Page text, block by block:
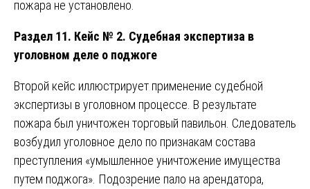
пожара не установлено.
Раздел 11. Кейс № 2. Судебная экспертиза в
уголовном деле о поджоге
Второй кейс иллюстрирует применение судебной
экспертизы в уголовном процессе. В результате
пожара был уничтожен торговый павильон. Следователь
возбудил уголовное дело по признакам состава
преступления «умышленное уничтожение имущества
путем поджога». Подозрение пало на арендатора,